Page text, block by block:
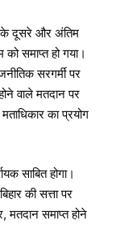
के दूसरे और अंतिम
समाप्त हो गया।
सरगर्मी पर
वाले मतदान पर
का प्रयोग
साबित होगा।
की सत्ता पर
मतदान समाप्त होने